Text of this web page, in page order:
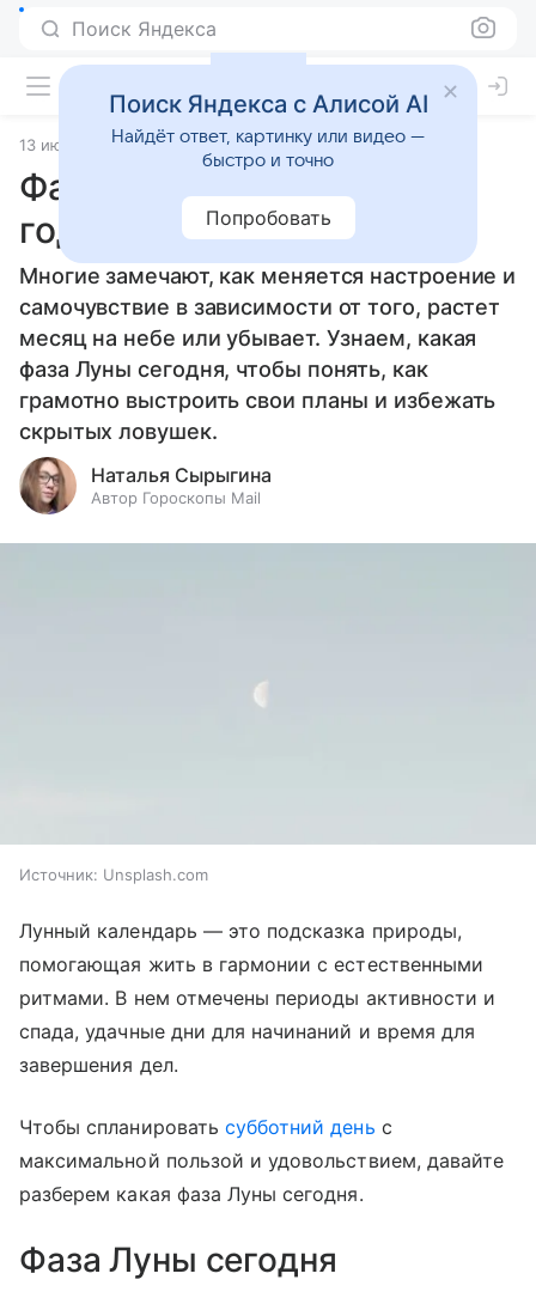
Поиск Яндекса
13 июня 2026 Источник: Гороскопы Mail Статьи
Фаза Луны 13 июня 2026
года
Многие замечают, как меняется настроение и
самочувствие в зависимости от того, растет
месяц на небе или убывает. Узнаем, какая
фаза Луны сегодня, чтобы понять, как
грамотно выстроить свои планы и избежать
скрытых ловушек.
Наталья Сырыгина
Автор Гороскопы Mail
Источник: Unsplash.com
Лунный календарь — это подсказка природы,
помогающая жить в гармонии с естественными
ритмами. В нем отмечены периоды активности и
спада, удачные дни для начинаний и время для
завершения дел.
Чтобы спланировать субботний день с
максимальной пользой и удовольствием, давайте
разберем какая фаза Луны сегодня.
Фаза Луны сегодня
Поиск Яндекса с Алисой AI
Найдёт ответ, картинку или видео —
быстро и точно
Попробовать